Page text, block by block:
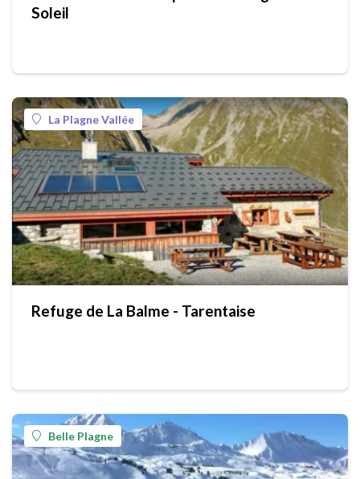
Soleil
La Plagne Vallée
Refuge de La Balme - Tarentaise
Belle Plagne